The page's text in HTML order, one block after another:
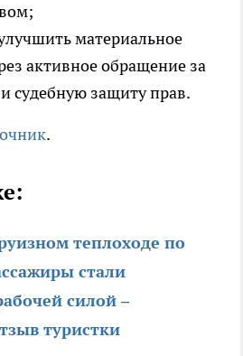
материальное
активное обращение за
судебную защиту прав.
.
теплоходе по
стали
силой –
туристки